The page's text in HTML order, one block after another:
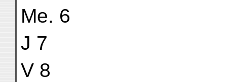
Me. 6
J 7
V 8